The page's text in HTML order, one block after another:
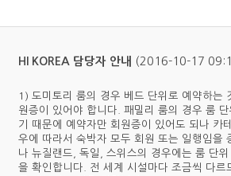
HI KOREA 담당자 안내 (2016-10-17
1) 도미토리 룸의 경우 베드 단위로 예약하는
원증이 있어야 합니다. 패밀리 룸의 경우 룸 단
기 때문에 예약자만 회원증이 있어도 되나 카
우에 따라서 숙박자 모두 회원 또는 일행임을
나 뉴질랜드, 독일, 스위스의 경우에는 룸 단
을 확인합니다. 전 세계 시설마다 조금씩 다르